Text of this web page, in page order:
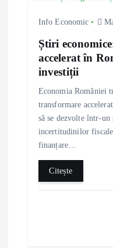
Info Economic
Știri
accelerat în
investiții
Economia României
transformare
să se dezvolte într-
incertitudinilor
finanțare…
Citește